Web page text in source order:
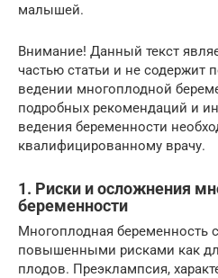
малышей.
Внимание! Данный текст
частью статьи и не содержит
ведении многоплодной
подробных рекомендаций и
ведения беременности
квалифицированному врачу.
1. Риски и осложнения
беременности
Многоплодная беременность
повышенными рисками как
плодов. Преэклампсия,